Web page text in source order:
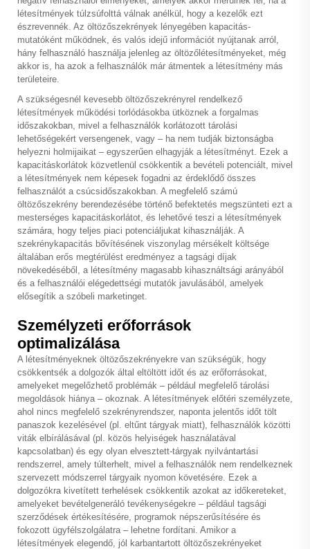
létesítmények túlzsúfolttá válnak anélkül, hogy a kezelők ezt
észrevennék. Az öltözőszekrények lényegében kapacitás-
mutatóként működnek, és valós idejű információt nyújtanak arról,
hány felhasználó használja jelenleg az öltözőlétesítményeket, még
akkor is, ha azok a felhasználók már átmentek a létesítmény más
területeire.
A szükségesnél kevesebb öltözőszekrényrel rendelkező
létesítmények működési torlódásokba ütköznek a forgalmas
időszakokban, mivel a felhasználók korlátozott tárolási
lehetőségekért versengenek, vagy – ha nem tudják biztonságba
helyezni holmijaikat – egyszerűen elhagyják a létesítményt. Ezek a
kapacitáskorlátok közvetlenül csökkentik a bevételi potenciált, mivel
a létesítmények nem képesek fogadni az érdeklődő összes
felhasználót a csúcsidőszakokban. A megfelelő számú
öltözőszekrény berendezésébe történő befektetés megszünteti ezt a
mesterséges kapacitáskorlátot, és lehetővé teszi a létesítmények
számára, hogy teljes piaci potenciáljukat kihasználják. A
szekrénykapacitás bővítésének viszonylag mérsékelt költsége
általában erős megtérülést eredményez a tagsági díjak
növekedéséből, a létesítmény magasabb kihasználtsági arányából
és a felhasználói elégedettségi mutatók javulásából, amelyek
elősegítik a szóbeli marketinget.
Személyzeti erőforrások
optimalizálása
A létesítményeknek öltözőszekrényekre van szükségük, hogy
csökkentsék a dolgozók által eltöltött időt és az erőforrásokat,
amelyeket megelőzhető problémák – például megfelelő tárolási
megoldások hiánya – okoznak. A létesítmények előtéri személyzete,
ahol nincs megfelelő szekrényrendszer, naponta jelentős időt tölt
panaszok kezelésével (pl. eltűnt tárgyak miatt), felhasználók közötti
viták elbírálásával (pl. közös helyiségek használatával
kapcsolatban) és egy olyan elvesztett-tárgyak nyilvántartási
rendszerrel, amely túlterhelt, mivel a felhasználók nem rendelkeznek
szervezett módszerrel tárgyaik nyomon követésére. Ezek a
dolgozókra kivetített terhelések csökkentik azokat az időkereteket,
amelyeket bevételgeneráló tevékenységekre – például tagsági
szerződések értékesítésére, programok népszerűsítésére és
fokozott ügyfélszolgálatra – lehetne fordítani. Amikor a
létesítmények elegendő, jól karbantartott öltözőszekrényeket